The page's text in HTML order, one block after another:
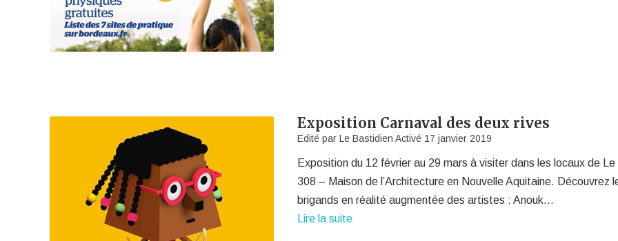
Exposition Carnaval des deux rives
Edité parLe Bastidien Activé 17 janvier 2019
Exposition du 12 février au 29 mars à visiter dans les locaux de Le
308 – Maison de l’Architecture en Nouvelle Aquitaine. Découvrez
brigands en réalité augmentée des artistes : Anouk…
Lire la suite